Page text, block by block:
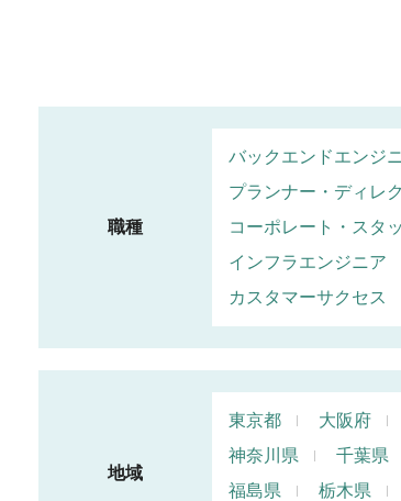
職種
バックエンドエンジ
プランナー・ディレ
コーポレート・スタ
インフラエンジニア
カスタマーサクセス
地域
東京都 大阪府
神奈川県
千葉県
福島県
栃木県